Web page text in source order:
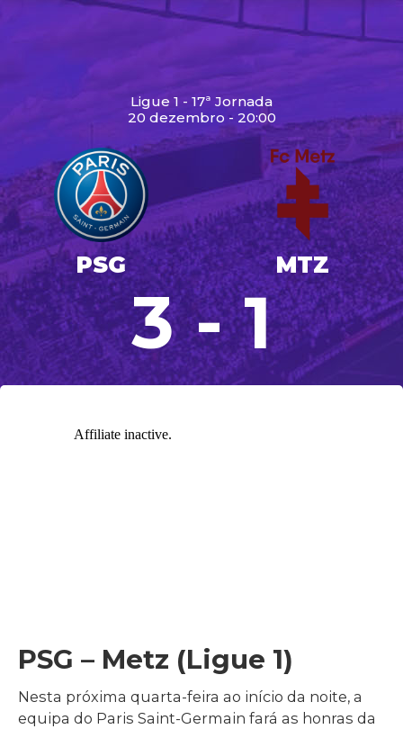
Ligue 1 - 17ª Jornada
20 dezembro - 20:00
PSG MTZ
3 - 1
PSG – Metz (Ligue 1)
Nesta próxima quarta-feira ao início da noite, a
equipa do Paris Saint-Germain fará as honras da